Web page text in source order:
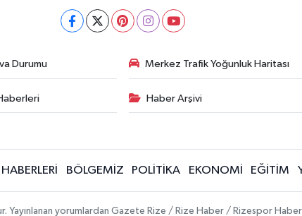
Durumu Merkez Trafik Yoğunluk Haritası
Haber Arşivi
BÖLGEMİZ POLİTİKA EKONOMİ EĞİTİM
Yayınlanan yorumlardan Gazete Rize / Rize Haber / Rizespor